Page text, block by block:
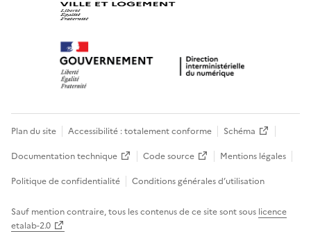
Plan du site Accessibilité : totalement conforme
Schéma
Documentation technique
Code source
Mentions légales
Politique de confidentialité
Conditions générales d’utilisation
Sauf mention contraire, tous les contenus de ce site sont sous licence
etalab-2.0